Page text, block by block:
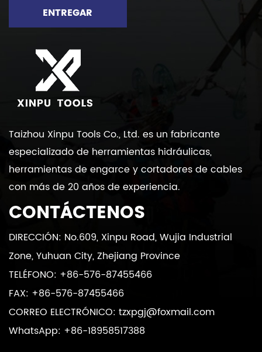
ENTREGAR
Taizhou Xinpu Tools Co., Ltd. es un fabricante
especializado de herramientas hidráulicas,
herramientas de engarce y cortadores de cables
con más de 20 años de experiencia.
CONTÁCTENOS
DIRECCIÓN: No.609, Xinpu Road, Wujia Industrial
Zone, Yuhuan City, Zhejiang Province
TELÉFONO: +86-576-87455466
FAX: +86-576-87455466
CORREO ELECTRÓNICO: tzxpgj@foxmail.com
WhatsApp: +86-18958517388